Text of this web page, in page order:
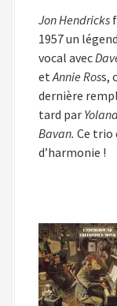
Jon Hendricks
1957 un
vocal avec
et Annie Ross,
dernière
tard par
Bavan. Ce trio
d’harmonie !